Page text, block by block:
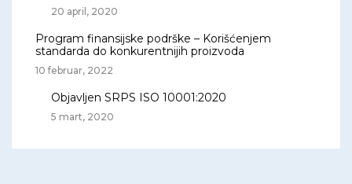
20 april, 2020
Program finansijske podrške – Korišćenjem
standarda do konkurentnijih proizvoda
10 februar, 2022
Objavljen SRPS ISO 10001:2020
5 mart, 2020